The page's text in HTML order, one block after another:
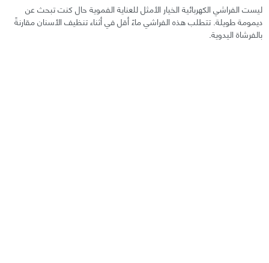
ليست الفراشي الكهربائية الخيار الأمثل للعناية الفموية حال كنت تبحث عن
ديمومة طويلة. تتطلب هذه الفراشي ماءً أقل في أثناء تنظيف الأسنان مقارنةً
بالفرشاة اليدوية.